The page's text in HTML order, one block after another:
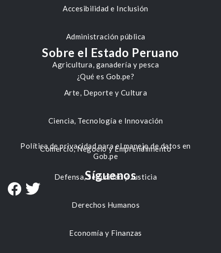
Accesibilidad e Inclusión
Administración pública
Agricultura, ganadería y pesca
Arte, Deporte y Cultura
Ciencia, Tecnología e Innovación
Comercio, Negocio y Emprendimiento
Defensa, Seguridad y Justicia
Derechos Humanos
Economía y Finanzas
Sobre el Estado Peruano
¿Qué es Gob.pe?
Política de privacidad para el manejo de datos en
Gob.pe
Síguenos